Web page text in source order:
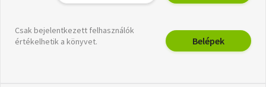
Csak bejelentkezett felhasználók
értékelhetik a könyvet.
Belépek